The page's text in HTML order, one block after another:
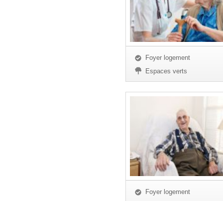
Foyer logement
Espaces verts
Foyer logement